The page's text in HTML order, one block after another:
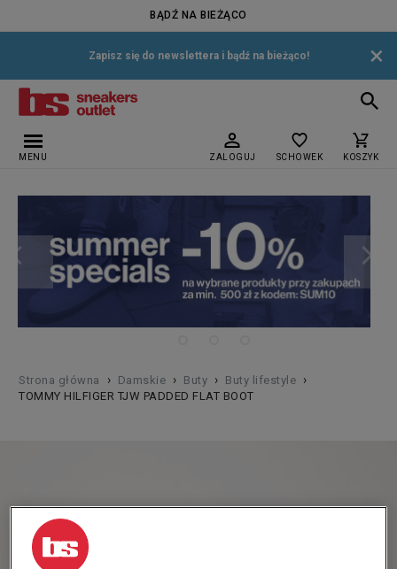
BĄDŹ NA BIEŻĄCO
Zapisz się do newslettera i bądź na bieżąco! ×
MENU ZALOGUJ SCHOWEK KOSZYK
Strona główna › Damskie › Buty › Buty lifestyle ›
TOMMY HILFIGER TJW PADDED FLAT BOOT